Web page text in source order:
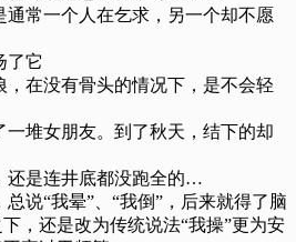
常一个人在乞求，另一个却不愿
了它
在没有骨头的情况下，是不会轻
堆女朋友。到了秋天，结下的却
是连井底都没跑全的…
说“我晕”、“我倒”，后来就得了脑
，还是改为传统说法“我操”更为安